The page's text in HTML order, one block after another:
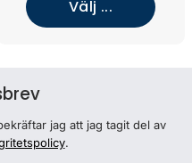
Välj ...
jag att jag tagit del av
.